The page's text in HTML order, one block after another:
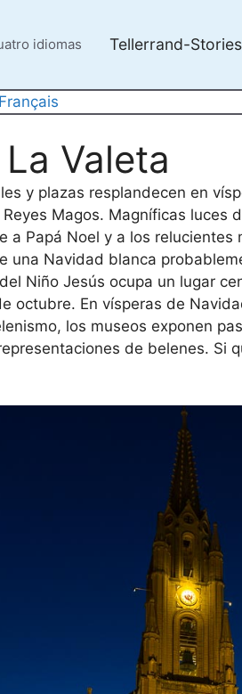
idiomas Tellerrand-Stories
Français
Valeta
y plazas resplandecen en
Magos. Magníficas
a Papá Noel y a los
una Navidad blanca
Niño Jesús ocupa un lugar
octubre. En vísperas de
los museos exponen
de belenes. Si